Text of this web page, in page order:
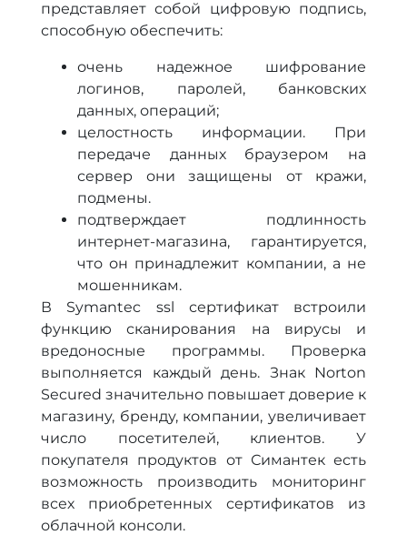
представляет собой цифровую подпись,
способную обеспечить:
очень надежное шифрование
логинов, паролей, банковских
данных, операций;
целостность информации. При
передаче данных браузером на
сервер они защищены от кражи,
подмены.
подтверждает подлинность
интернет-магазина, гарантируется,
что он принадлежит компании, а не
мошенникам.
В Symantec ssl сертификат встроили
функцию сканирования на вирусы и
вредоносные программы. Проверка
выполняется каждый день. Знак Norton
Secured значительно повышает доверие к
магазину, бренду, компании, увеличивает
число посетителей, клиентов. У
покупателя продуктов от Симантек есть
возможность производить мониторинг
всех приобретенных сертификатов из
облачной консоли.